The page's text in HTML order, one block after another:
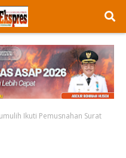
Ikuti Pemusnahan Surat